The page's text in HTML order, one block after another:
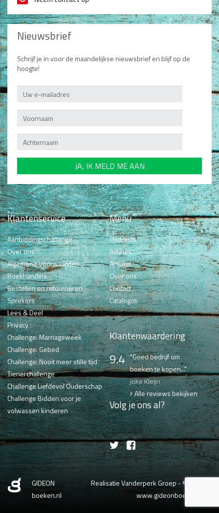
Nieuwsbrief
Schrijf je in voor de maandelijkse nieuwsbrief en blijf op de
hoogte!
Klantenservice
Aanbiddingschallenge
Over ons
Algemene Voorwaarden
Boekhandels
Bestellen en retourneren
Sprekers
Lees & Deel
Privacy
Challenge: Marriageweek
Challenge: Gebed
Challenge: Nooit meer stille tijd
Tienerchallenge
Challenge Liefdevol Ouderschap
Challenge Bidden voor je
volwassen kinderen
Menu
Podcasts
Auteurs
Actueel
Over ons
Contact
Catalogus
Klantenwaardering
9.4 "Goed bedrijf om
boeken te kopen..."
joke Kleijn
Alle reviews bekijken
Volg je ons al?
GIDEON
boeken.nl
Realisatie Vanderperk Groep - © 2026
www.gideonboeken.nl